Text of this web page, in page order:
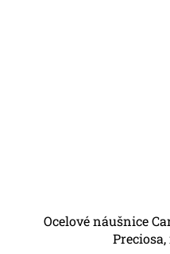
Ocelové náušnice
Preciosa,